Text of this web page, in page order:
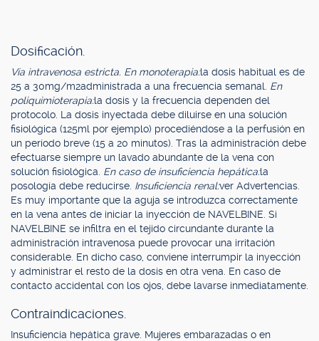
Dosificación.
Vía intravenosa estricta. En monoterapia:la dosis habitual es de
25 a 30mg/m2administrada a una frecuencia semanal. En
poliquimioterapia:la dosis y la frecuencia dependen del
protocolo. La dosis inyectada debe diluirse en una solución
fisiológica (125ml por ejemplo) procediéndose a la perfusión en
un período breve (15 a 20 minutos). Tras la administración debe
efectuarse siempre un lavado abundante de la vena con
solución fisiológica. En caso de insuficiencia hepática:la
posología debe reducirse. Insuficiencia renal:ver Advertencias.
Es muy importante que la aguja se introduzca correctamente
en la vena antes de iniciar la inyección de NAVELBINE. Si
NAVELBINE se infiltra en el tejido circundante durante la
administración intravenosa puede provocar una irritación
considerable. En dicho caso, conviene interrumpir la inyección
y administrar el resto de la dosis en otra vena. En caso de
contacto accidental con los ojos, debe lavarse inmediatamente.
Contraindicaciones.
Insuficiencia hepática grave. Mujeres embarazadas o en